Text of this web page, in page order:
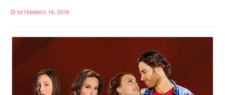
SETEMBRO 14, 2016